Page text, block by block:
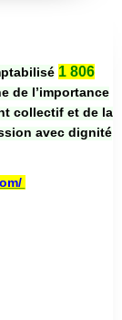
1 806
de l’importance
collectif et de la
avec dignité